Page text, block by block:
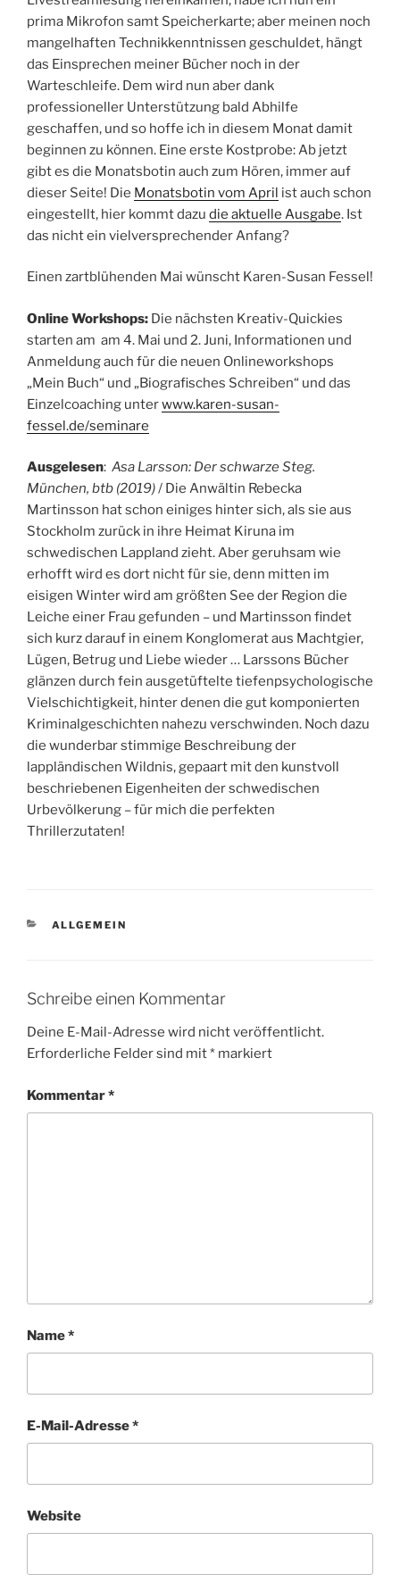
prima Mikrofon samt Speicherkarte; aber meinen noch
mangelhaften Technikkenntnissen geschuldet, hängt
das Einsprechen meiner Bücher noch in der
Warteschleife. Dem wird nun aber dank
professioneller Unterstützung bald Abhilfe
geschaffen, und so hoffe ich in diesem Monat damit
beginnen zu können. Eine erste Kostprobe: Ab jetzt
gibt es die Monatsbotin auch zum Hören, immer auf
dieser Seite! Die Monatsbotin vom April ist auch schon
eingestellt, hier kommt dazu die aktuelle Ausgabe. Ist
das nicht ein vielversprechender Anfang?
Einen zartblühenden Mai wünscht Karen-Susan Fessel!
Online Workshops: Die nächsten Kreativ-Quickies
starten am am 4. Mai und 2. Juni, Informationen und
Anmeldung auch für die neuen Onlineworkshops
„Mein Buch“ und „Biografisches Schreiben“ und das
Einzelcoaching unterwww.karen-susan-
fessel.de/seminare
Ausgelesen: Asa Larsson: Der schwarze Steg.
München, btb (2019)/ Die Anwältin Rebecka
Martinsson hat schon einiges hinter sich, als sie aus
Stockholm zurück in ihre Heimat Kiruna im
schwedischen Lappland zieht. Aber geruhsam wie
erhofft wird es dort nicht für sie, denn mitten im
eisigen Winter wird am größten See der Region die
Leiche einer Frau gefunden – und Martinsson findet
sich kurz darauf in einem Konglomerat aus Machtgier,
Lügen, Betrug und Liebe wieder … Larssons Bücher
glänzen durch fein ausgetüftelte tiefenpsychologische
Vielschichtigkeit, hinter denen die gut komponierten
Kriminalgeschichten nahezu verschwinden. Noch dazu
die wunderbar stimmige Beschreibung der
lappländischen Wildnis, gepaart mit den kunstvoll
beschriebenen Eigenheiten der schwedischen
Urbevölkerung – für mich die perfekten
Thrillerzutaten!
KATEGORIEN
ALLGEMEIN
Schreibe einen Kommentar
Deine E-Mail-Adresse wird nicht veröffentlicht.
Erforderliche Felder sind mit* markiert
Kommentar*
Name*
E-Mail-Adresse*
Website